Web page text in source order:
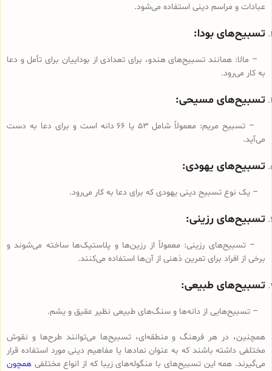
عبادات و مراسم دینی استفاده می‌شود.
تسبیح‌های بودا:
– مالا: همانند تسبیح‌های هندو، برای تعدادی از بوداییان برای تأمل و دعا
به کار می‌رود.
تسبیح‌های مسیحی:
– تسبیح‌ مریم: معمولاً شامل ۵۳ یا ۶۶ دانه است و برای دعا به دست
می‌آید.
تسبیح‌های یهودی:
– یک نوع تسبیح دینی یهودی که برای دعا به کار می‌رود.
تسبیح‌های رزینی:
– تسبیح‌های رزینی: معمولاً از رزین‌ها و پلاستیک‌ها ساخته می‌شوند و
برخی از افراد برای تمرین ذهنی از آن‌ها استفاده می‌کنند.
تسبیح‌های طبیعی:
– تسبیح‌هایی از دانه‌ها و سنگ‌های طبیعی نظیر عقیق و یشم.
همچنین، در هر فرهنگ و منطقه‌ای، تسبیح‌ها می‌توانند طرح‌ها و نقوش
مختلفی داشته باشند که به عنوان نمادها یا مفاهیم دینی مورد استفاده قرار
می‌گیرند. همه این تسبیح‌های با منگوله‌های زیبا که از انواع مختلفی همچون